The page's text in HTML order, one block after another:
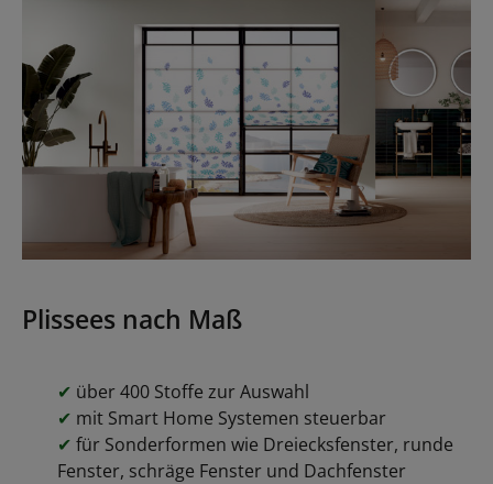
Plissees nach Maß
✔ über 400 Stoffe zur Auswahl
✔ mit Smart Home Systemen steuerbar
✔ für Sonderformen wie Dreiecksfenster, runde
Fenster, schräge Fenster und Dachfenster